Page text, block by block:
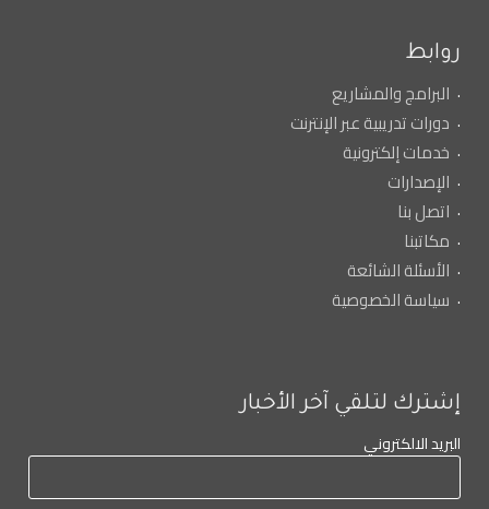
روابط
البرامج والمشاريع
دورات تدريبية عبر الإنترنت
خدمات إلكترونية
الإصدارات
اتصل بنا
مكاتبنا
الأسئلة الشائعة
سياسة الخصوصية
إشترك لتلقي آخر الأخبار
البريد الالكتروني